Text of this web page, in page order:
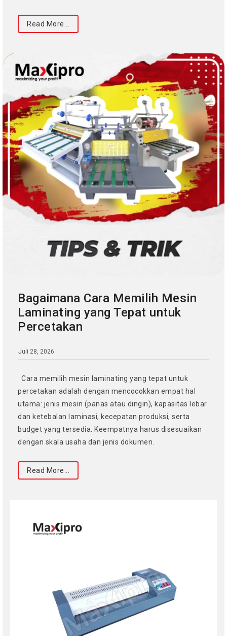
Read More...
Bagaimana Cara Memilih Mesin
Laminating yang Tepat untuk
Percetakan
Juli 28, 2026
Cara memilih mesin laminating yang tepat untuk
percetakan adalah dengan mencocokkan empat hal
utama: jenis mesin (panas atau dingin), kapasitas lebar
dan ketebalan laminasi, kecepatan produksi, serta
budget yang tersedia. Keempatnya harus disesuaikan
dengan skala usaha dan jenis dokumen.
Read More...